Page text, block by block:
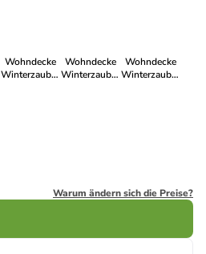
Wohndecke
Winterzauber
Wohndecke
Winterzauber
Wohndecke
Winterzauber
Warum ändern sich die Preise?